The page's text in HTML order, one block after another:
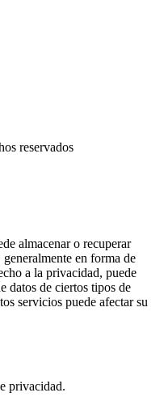
reservados
almacenar o recuperar
en forma de
a la privacidad, puede
datos de ciertos tipos de
servicios puede afectar su
privacidad.